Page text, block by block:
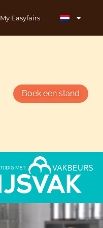
My Easyfairs
Boek een stand